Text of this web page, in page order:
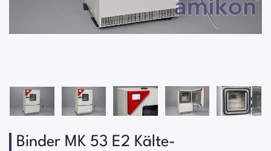
Binder MK 53 E2 Kälte-